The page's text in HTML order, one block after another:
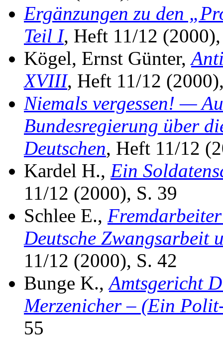
Ergänzungen zu den
Teil I, Heft 11/12
Kögel, Ernst Günter,
XVIII, Heft 11/12
Niemals vergessen! —
Bundesregierung über
Deutschen, Heft 11/12
Kardel H., Ein
11/12 (2000), S. 39
Schlee E.,
Deutsche Zwangsarbeit
11/12 (2000), S. 42
Bunge K.,Amtsgericht
Merzenicher – (Ein
55